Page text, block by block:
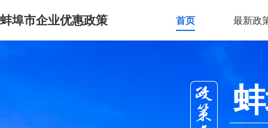
蚌埠市企业优惠政策 首页 最新政